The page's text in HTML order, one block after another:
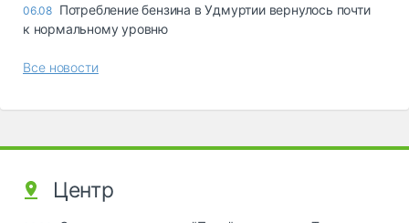
06.08 Потребление бензина в Удмуртии вернулось почти
к нормальному уровню
Все новости
Центр